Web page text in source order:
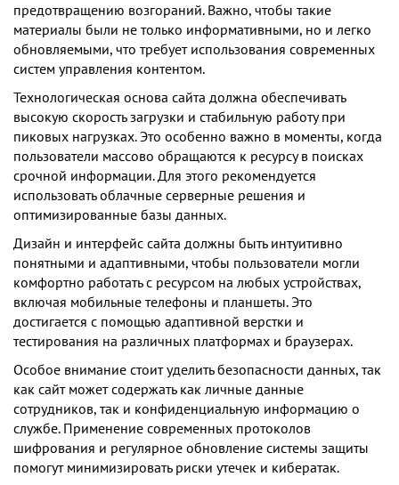
предотвращению возгораний. Важно, чтобы такие
материалы были не только информативными, но и легко
обновляемыми, что требует использования современных
систем управления контентом.
Технологическая основа сайта должна обеспечивать
высокую скорость загрузки и стабильную работу при
пиковых нагрузках. Это особенно важно в моменты, когда
пользователи массово обращаются к ресурсу в поисках
срочной информации. Для этого рекомендуется
использовать облачные серверные решения и
оптимизированные базы данных.
Дизайн и интерфейс сайта должны быть интуитивно
понятными и адаптивными, чтобы пользователи могли
комфортно работать с ресурсом на любых устройствах,
включая мобильные телефоны и планшеты. Это
достигается с помощью адаптивной верстки и
тестирования на различных платформах и браузерах.
Особое внимание стоит уделить безопасности данных, так
как сайт может содержать как личные данные
сотрудников, так и конфиденциальную информацию о
службе. Применение современных протоколов
шифрования и регулярное обновление системы защиты
помогут минимизировать риски утечек и кибератак.